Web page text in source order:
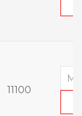
11100